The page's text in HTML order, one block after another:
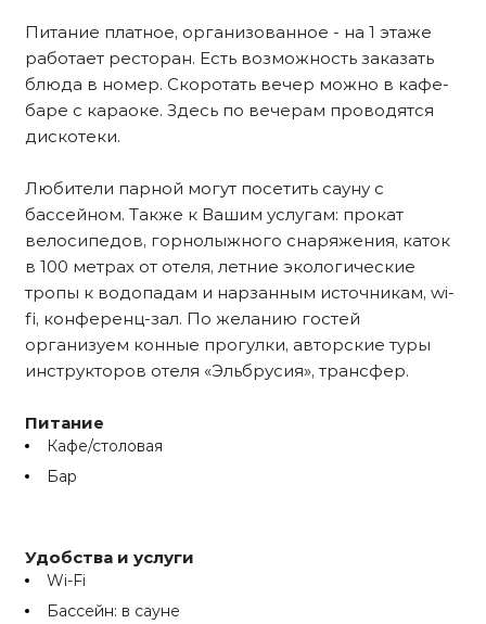
Питание платное, организованное - на 1 этаже
работает ресторан. Есть возможность заказать
блюда в номер. Скоротать вечер можно в кафе-
баре с караоке. Здесь по вечерам проводятся
дискотеки.
Любители парной могут посетить сауну с
бассейном. Также к Вашим услугам: прокат
велосипедов, горнолыжного снаряжения, каток
в 100 метрах от отеля, летние экологические
тропы к водопадам и нарзанным источникам, wi-
fi, конференц-зал. По желанию гостей
организуем конные прогулки, авторские туры
инструкторов отеля «Эльбрусия», трансфер.
Питание
Кафе/столовая
Бар
Удобства и услуги
Wi-Fi
Бассейн: в сауне